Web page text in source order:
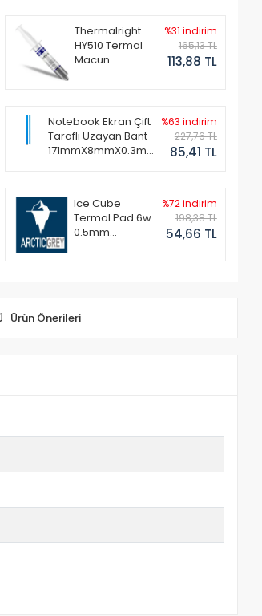
Thermalright
HY510 Termal
Macun
%31 indirim
165,13 TL
113,88 TL
Notebook Ekran Çift
Taraflı Uzayan Bant
171mmX8mmX0.3mm
%63 indirim
227,76 TL
85,41 TL
Ice Cube
Termal Pad 6w
0.5mm
%72 indirim
198,38 TL
54,66 TL
Ürün Önerileri